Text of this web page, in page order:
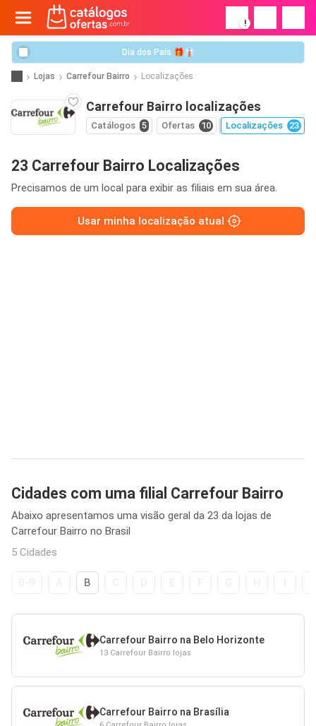
!
Dia dos Pais 🎁👔
Lojas Carrefour Bairro Localizações
Carrefour Bairro localizações
Catálogos 5 Ofertas 10 Localizações 23
23 Carrefour Bairro Localizações
Precisamos de um local para exibir as filiais em sua área.
Usar minha localização atual
Cidades com uma filial Carrefour Bairro
Abaixo apresentamos uma visão geral da 23 da lojas de
Carrefour Bairro no Brasil
5 Cidades
B
Carrefour Bairro na Belo Horizonte
13 Carrefour Bairro lojas
Carrefour Bairro na Brasília